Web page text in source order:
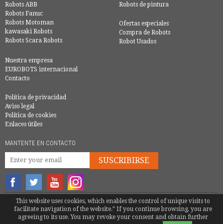
Robots ABB
Robots Fanuc
Robots Motoman
kawasaki Robots
Robots Scara Robots
Robots de pintura
Ofertas especiales
Compra de Robots
Robot Usados
Nuestra empresa
EUROBOTS internacional
Contacto
Política de privacidad
Aviso legal
Política de cookies
Enlaces útiles
MANTENTE EN CONTACTO
SUSCRIBIRSE
© COPYRIGHT 2016 - EUROBOTS | TODOS LOS DERECHOS RESERVADOS
TEL.+39 339 531 0971|MATTEOTENTI@EUROBOTS.NET
This website uses cookies, which enables the control of unique visits to
facilitate navigation of the website.” If you continue browsing, you are
agreeing to its use. You may revoke your consent and obtain further